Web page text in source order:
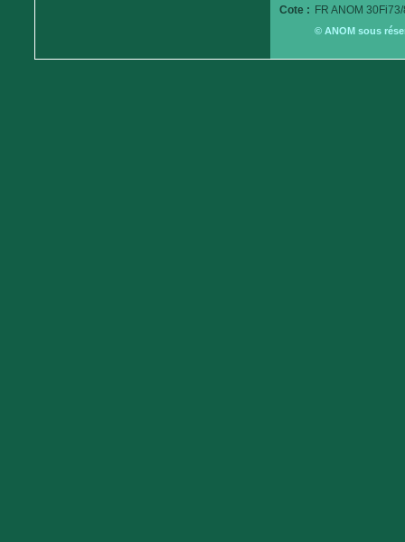
Cote : FR ANOM
© ANOM sous